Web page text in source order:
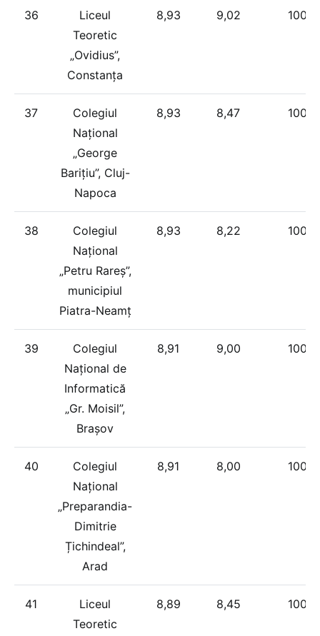
36
Liceul
Teoretic
„Ovidius”,
Constanța
8,93 9,02 100%
37
Colegiul
Național
„George
Barițiu”, Cluj-
Napoca
8,93 8,47 100%
38
Colegiul
Național
„Petru Rareș”,
municipiul
Piatra-Neamț
8,93 8,22 100%
39
Colegiul
Național de
Informatică
„Gr. Moisil”,
Brașov
8,91 9,00 100%
40
Colegiul
Național
„Preparandia-
Dimitrie
Țichindeal”,
Arad
8,91 8,00 100%
41
Liceul
Teoretic
8,89 8,45 100%